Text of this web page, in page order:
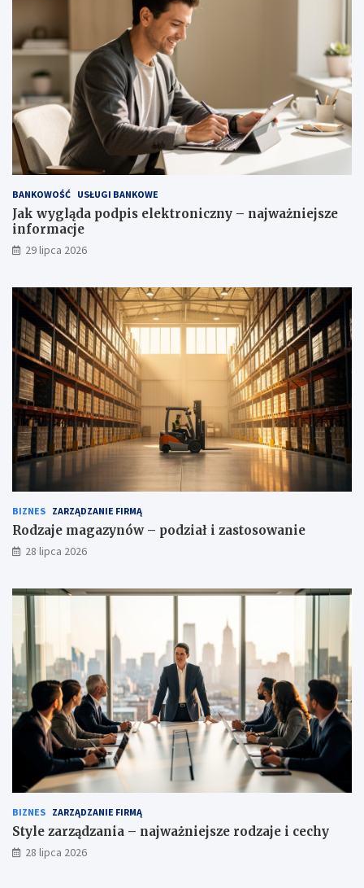
BANKOWOŚĆ USŁUGI BANKOWE
Jak wygląda podpis elektroniczny – najważniejsze
informacje
29 lipca 2026
BIZNES ZARZĄDZANIE FIRMĄ
Rodzaje magazynów – podział i zastosowanie
28 lipca 2026
BIZNES ZARZĄDZANIE FIRMĄ
Style zarządzania – najważniejsze rodzaje i cechy
28 lipca 2026